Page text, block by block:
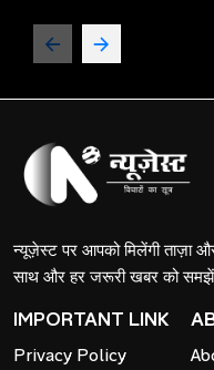
न्यूज़ेस्ट पर आपको मिलेंगी ताज़ा
साथ और हर जरूरी खबर को समझें
IMPORTANT LINK
Privacy Policy